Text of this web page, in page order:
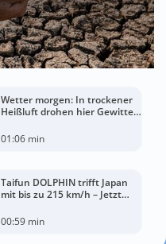
Wetter morgen: In trockener
Heißluft drohen hier Gewitter
01:06 min
Taifun DOLPHIN trifft Japan
mit bis zu 215 km/h – Jetzt
00:59 min